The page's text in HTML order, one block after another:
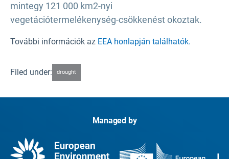
mintegy 121 000 km2-nyi
vegetációtermelékenység-csökkenést okoztak.
További információk az EEA honlapján találhatók.
Filed under: drought
Managed by